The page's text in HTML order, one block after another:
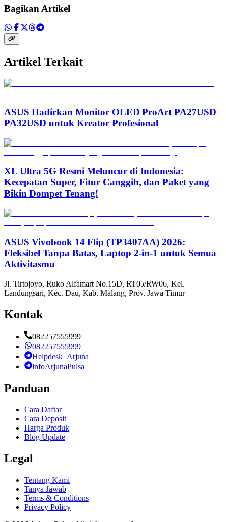
Bagikan Artikel
Artikel Terkait
ASUS Hadirkan Monitor OLED ProArt PA27USD
PA32USD untuk Kreator Profesional
XL Ultra 5G Resmi Meluncur di Indonesia:
Kecepatan Super, Fitur Canggih, dan Paket yang
Bikin Dompet Tenang!
ASUS Vivobook 14 Flip (TP3407AA) 2026:
Fleksibel Tanpa Batas, Laptop 2-in-1 untuk Semua
Aktivitasmu
Jl. Tirtojoyo, Ruko Alfamart No.15D, RT05/RW06, Kel.
Landungsari, Kec. Dau, Kab. Malang, Prov. Jawa Timur
Kontak
082257555999
082257555999
Helpdesk_Arjuna
infoArjunaPulsa
Panduan
Cara Daftar
Cara Deposit
Harga Produk
Blog Update
Legal
Tentang Kami
Tanya Jawab
Terms & Conditions
Privacy Policy